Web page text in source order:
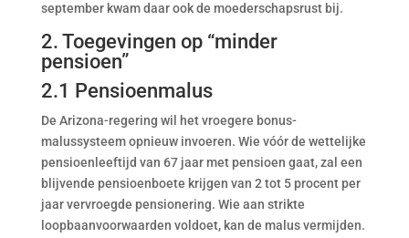
september kwam daar ook de moederschapsrust bij.
2. Toegevingen op “minder
pensioen”
2.1 Pensioenmalus
De Arizona-regering wil het vroegere bonus-
malussysteem opnieuw invoeren. Wie vóór de wettelijke
pensioenleeftijd van 67 jaar met pensioen gaat, zal een
blijvende pensioenboete krijgen van 2 tot 5 procent per
jaar vervroegde pensionering. Wie aan strikte
loopbaanvoorwaarden voldoet, kan de malus vermijden.